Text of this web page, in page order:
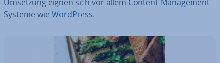
Umsetzung eignen sich vor allem Content-Ma­nage­ment-
Systeme wie WordPress.